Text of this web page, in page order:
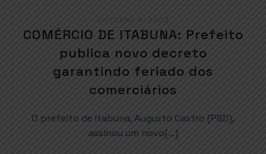
OUTUBRO 6, 2022
COMÉRCIO DE ITABUNA: Prefeito
publica novo decreto
garantindo feriado dos
comerciários
O prefeito de Itabuna, Augusto Castro (PSD),
assinou um novo[…]